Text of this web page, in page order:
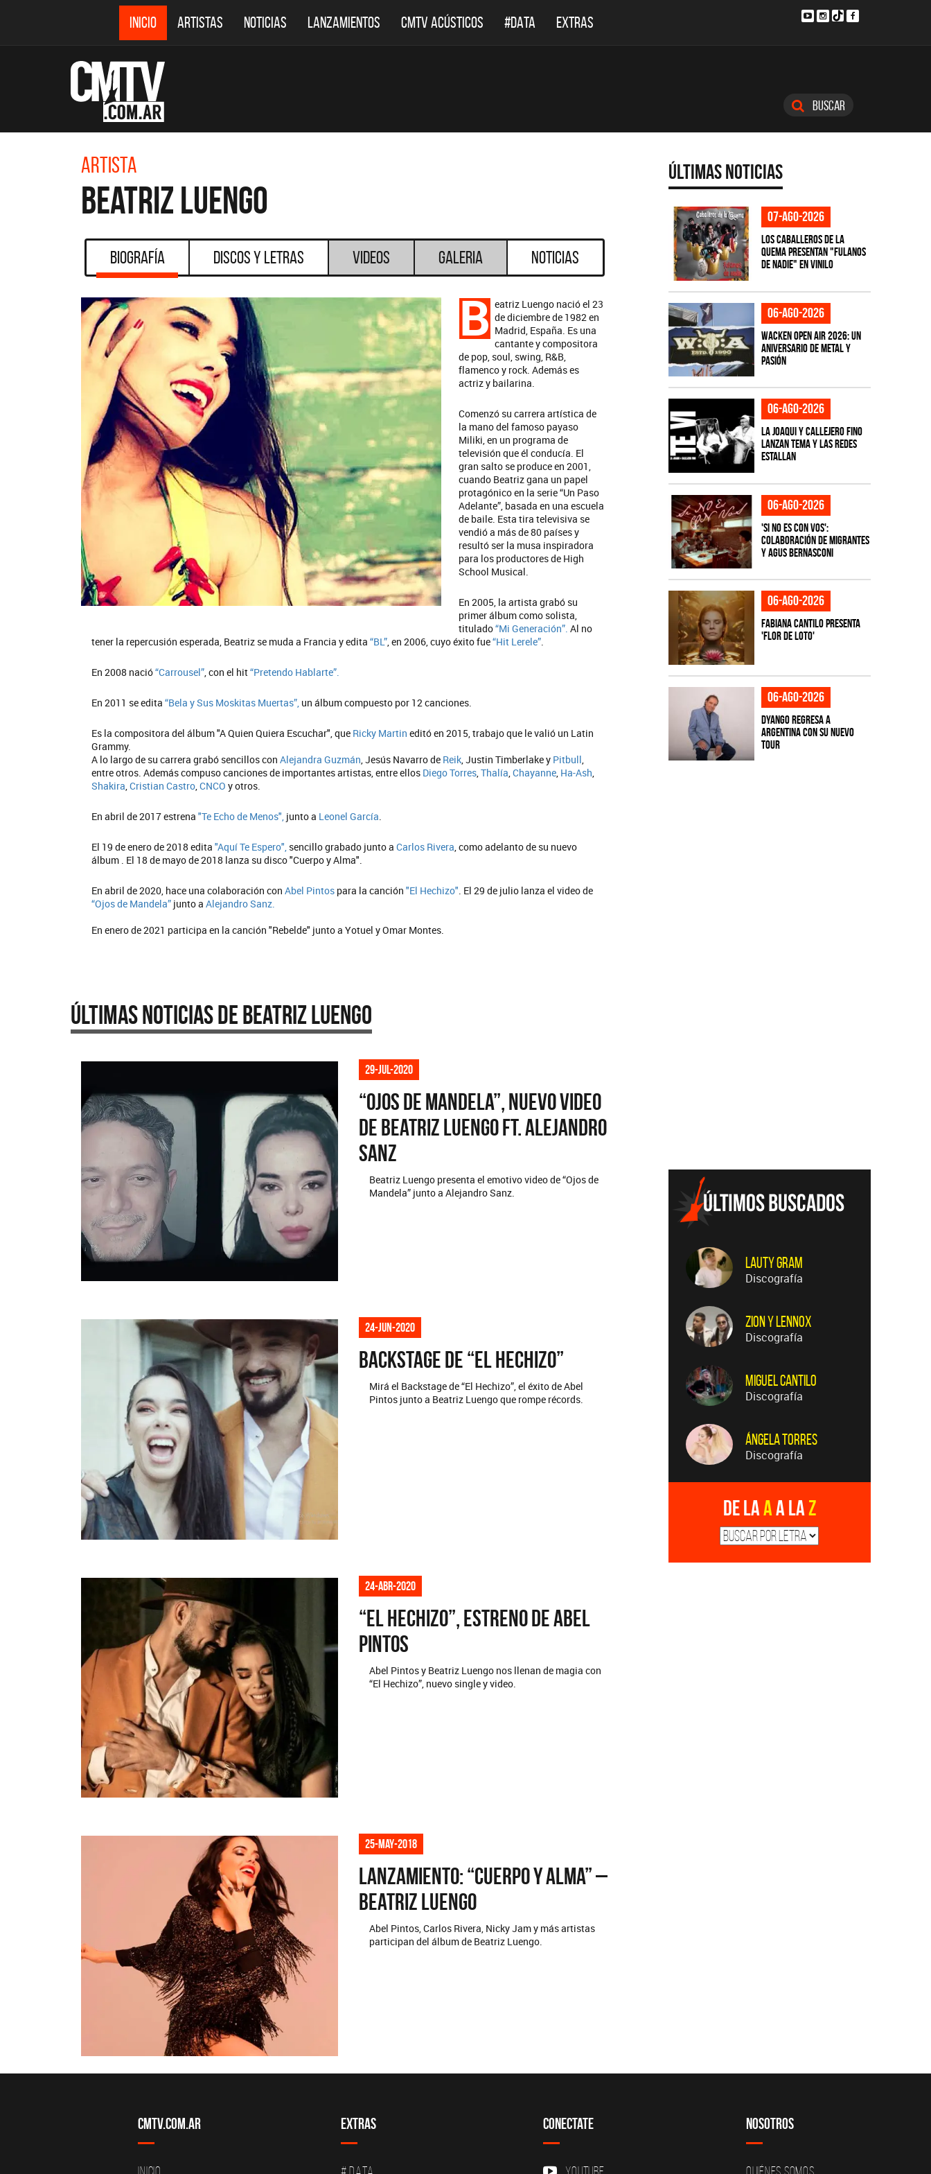
INICIO ARTISTAS NOTICIAS LANZAMIENTOS CMTV ACÚSTICOS #DATA EXTRAS
Buscar
Artista
Beatriz Luengo
Biografía Discos y Letras Videos Galeria Noticias
B eatriz Luengo nació el 23
de diciembre de 1982 en
Madrid, España. Es una
cantante y compositora
de pop, soul, swing, R&B,
flamenco y rock. Además es
actriz y bailarina.
Comenzó su carrera artística de
la mano del famoso payaso
Miliki, en un programa de
televisión que él conducía. El
gran salto se produce en 2001,
cuando Beatriz gana un papel
protagónico en la serie “Un Paso
Adelante”, basada en una escuela
de baile. Esta tira televisiva se
vendió a más de 80 países y
resultó ser la musa inspiradora
para los productores de High
School Musical.
En 2005, la artista grabó su
primer álbum como solista,
titulado“Mi Generación”. Al no
tener la repercusión esperada, Beatriz se muda a Francia y edita “BL”, en 2006, cuyo éxito fue“Hit Lerele”.
En 2008 nació“Carrousel”, con el hit“Pretendo Hablarte”.
En 2011 se edita “Bela y Sus Moskitas Muertas”, un álbum compuesto por 12 canciones.
Es la compositora del álbum "A Quien Quiera Escuchar", que Ricky Martin editó en 2015, trabajo que le valió un Latin
Grammy.
A lo largo de su carrera grabó sencillos con Alejandra Guzmán, Jesús Navarro de Reik, Justin Timberlake y Pitbull,
entre otros. Además compuso canciones de importantes artistas, entre ellos Diego Torres,Thalía,Chayanne, Ha-Ash,
Shakira,Cristian Castro,CNCO y otros.
En abril de 2017 estrena "Te Echo de Menos", junto a Leonel García.
El 19 de enero de 2018 edita "Aquí Te Espero", sencillo grabado junto a Carlos Rivera, como adelanto de su nuevo
álbum . El 18 de mayo de 2018 lanza su disco "Cuerpo y Alma".
En abril de 2020, hace una colaboración con Abel Pintos para la canción "El Hechizo". El 29 de julio lanza el video de
“Ojos de Mandela” junto a Alejandro Sanz.
En enero de 2021 participa en la canción "Rebelde" junto a Yotuel y Omar Montes.
Últimas Noticias de Beatriz Luengo
29-jul-2020
“Ojos de Mandela”, nuevo video
de Beatriz Luengo ft. Alejandro
Sanz
Beatriz Luengo presenta el emotivo video de “Ojos de
Mandela” junto a Alejandro Sanz.
24-jun-2020
Backstage de “El Hechizo”
Mirá el Backstage de “El Hechizo”, el éxito de Abel
Pintos junto a Beatriz Luengo que rompe récords.
24-abr-2020
“El Hechizo”, estreno de Abel
Pintos
Abel Pintos y Beatriz Luengo nos llenan de magia con
“El Hechizo”, nuevo single y video.
25-may-2018
Lanzamiento: “Cuerpo y Alma” –
Beatriz Luengo
Abel Pintos, Carlos Rivera, Nicky Jam y más artistas
participan del álbum de Beatriz Luengo.
Últimas Noticias
07-ago-2026
Los Caballeros de la
Quema presentan "Fulanos
de Nadie" en vinilo
06-ago-2026
Wacken Open Air 2026: Un
aniversario de metal y
pasión
06-ago-2026
La Joaqui y Callejero Fino
lanzan tema y las redes
estallan
06-ago-2026
'Si No Es Con Vos':
colaboración de Migrantes
y Agus Bernasconi
06-ago-2026
Fabiana Cantilo presenta
'Flor de Loto'
06-ago-2026
Dyango regresa a
Argentina con su nuevo
tour
Lauty Gram
Discografía
Zion Y Lennox
Discografía
Miguel Cantilo
Discografía
Ángela Torres
Discografía
De laAa laZ
CMTV.com.ar Extras Conectate Nosotros